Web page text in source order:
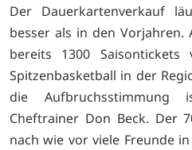
Der Dauerkartenverkauf
besser als in den Vorjahren.
bereits 1300
Spitzenbasketball in der
die
Cheftrainer Don Beck. Der
nach wie vor viele Freunde